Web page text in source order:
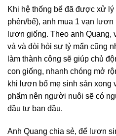
Khi hệ thống bể đã được xử
phèn/bể), anh mua 1 vạn
lươn giống. Theo anh Quang,
vả và đòi hỏi sự tỷ mẩn cũng
làm thành công sẽ giúp chủ
con giống, nhanh chóng mở
khi lươn bố mẹ sinh sản
phẩm nên người nuôi sẽ có
đầu tư ban đầu.
Anh Quang chia sẻ, để lươn